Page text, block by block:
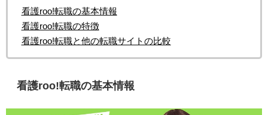
看護roo!転職の基本情報
看護roo!転職の特徴
看護roo!転職と他の転職サイトの比較
看護roo!転職の基本情報